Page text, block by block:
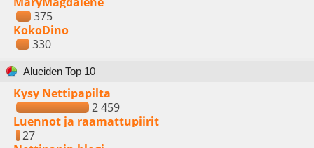
375
KokoDino
330
Alueiden Top 10
Kysy Nettipapilta
2 459
Luennot ja raamattupiirit
27